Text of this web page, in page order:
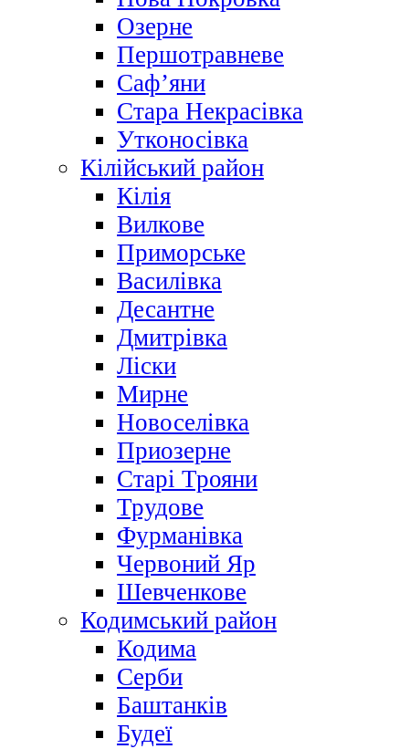
Озерне
Першотравневе
Саф’яни
Стара Некрасівка
Утконосівка
Кілійський район
Кілія
Вилкове
Приморське
Василівка
Десантне
Дмитрівка
Ліски
Мирне
Новоселівка
Приозерне
Старі Трояни
Трудове
Фурманівка
Червоний Яр
Шевченкове
Кодимський район
Кодима
Серби
Баштанків
Будеї